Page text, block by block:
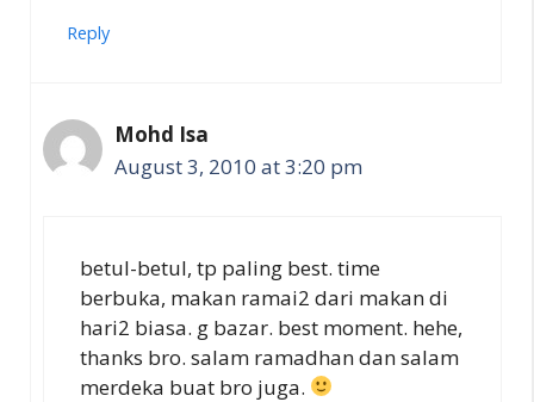
Reply
Mohd Isa
August 3, 2010 at 3:20 pm
betul-betul, tp paling best. time
berbuka, makan ramai2 dari makan di
hari2 biasa. g bazar. best moment. hehe,
thanks bro. salam ramadhan dan salam
merdeka buat bro juga.